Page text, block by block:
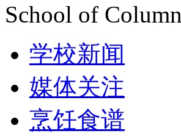
School of Column
学校新闻
媒体关注
烹饪食谱